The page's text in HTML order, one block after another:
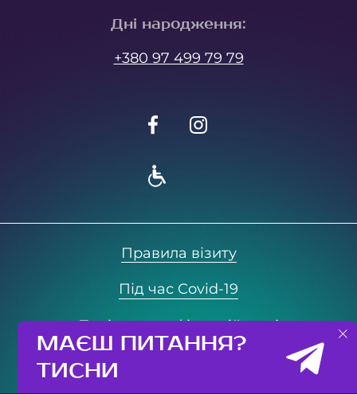
Дні народження:
+380 97 499 79 79
© 2021 Neopolis. All rights reserved
Правила візиту
Під час Covid-19
Політика конфіденційності
МАЄШ ПИТАННЯ?
ТИСНИ